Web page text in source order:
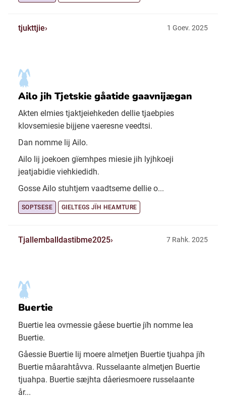
tjukttjie 1 Goev. 2025
Ailo jih Tjetskie gåatide gaavnijægan
Akten elmies tjaktjeiehkeden dellie tjaebpies
klovsemiesie bijjene vaeresne veedtsi.
Dan nomme lij Ailo.
Ailo lij joekoen gïemhpes miesie jih lyjhkoeji
jeatjabidie viehkiedidh.
Gosse Ailo stuhtjem vaadtseme dellie o...
SOPTSESE GIELTEGS JÏH HEAMTURE
Tjallemballdastibme2025 7 Rahk. 2025
Buertie
Buertie lea ovmessie gåese buertie jïh nomme lea
Buertie.
Gåessie Buertie lij moere almetjen Buertie tjuahpa jïh
Buertie måarahtåvva. Russelaante almetjen Buertie
tjuahpa. Buertie sæjhta dåeriesmoere russelaante
år...